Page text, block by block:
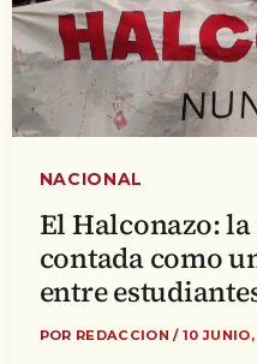
NACIONAL
El Halconazo:
contada como
entre
POR REDACCION/ 10